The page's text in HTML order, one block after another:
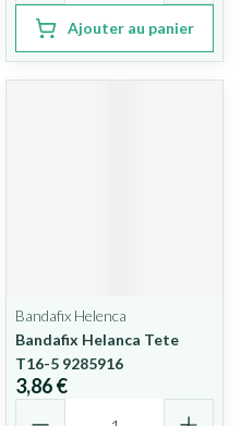
Ajouter au panier
Bandafix Helenca
Bandafix Helanca Tete
T16-5 9285916
3,86 €